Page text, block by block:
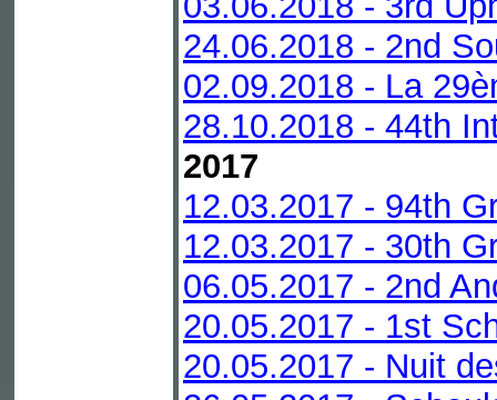
24.06.2018 - 2nd
02.09.2018 - La
28.10.2018 - 44th
2017
12.03.2017 - 94th
12.03.2017 - 30th
06.05.2017 - 2nd
20.05.2017 - 1st
20.05.2017 - Nuit